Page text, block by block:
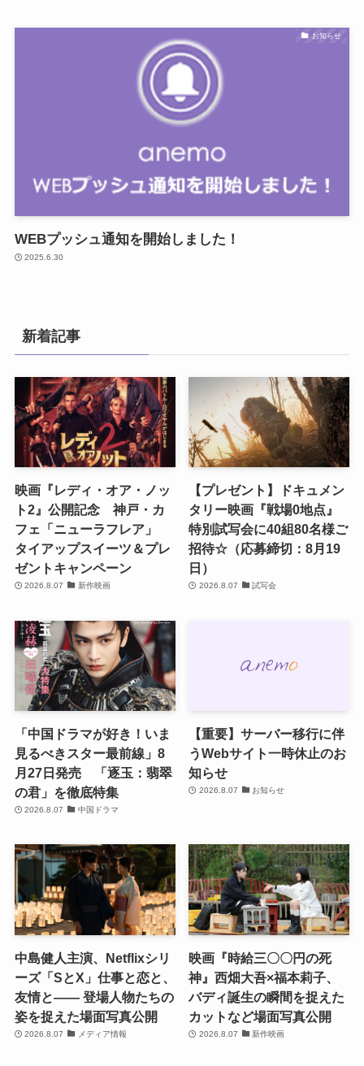
お知らせ
WEBプッシュ通知を開始しました！
2025.6.30
新着記事
映画『レディ・オア・ノッ
ト2』公開記念 神戸・カ
フェ「ニューラフレア」
タイアップスイーツ＆プレ
ゼントキャンペーン
2026.8.07 新作映画
【プレゼント】ドキュメン
タリー映画『戦場0地点』
特別試写会に40組80名様ご
招待☆（応募締切：8月19
日）
2026.8.07 試写会
「中国ドラマが好き！いま
見るべきスター最前線」8
月27日発売 「逐玉：翡翠
の君」を徹底特集
2026.8.07 中国ドラマ
【重要】サーバー移行に伴
うWebサイト一時休止のお
知らせ
2026.8.07 お知らせ
中島健人主演、Netflixシリ
ーズ「SとX」仕事と恋と、
友情と―― 登場人物たちの
姿を捉えた場面写真公開
2026.8.07 メディア情報
映画『時給三〇〇円の死
神』西畑大吾×福本莉子、
バディ誕生の瞬間を捉えた
カットなど場面写真公開
2026.8.07 新作映画